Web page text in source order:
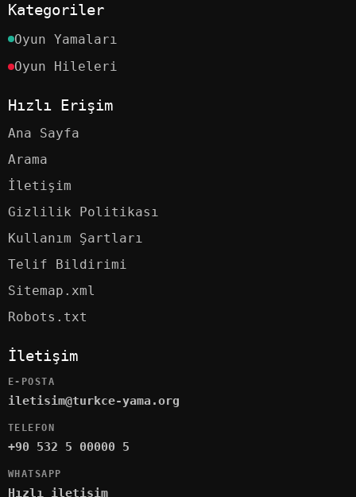
Kategoriler
Oyun Yamaları
Oyun Hileleri
Hızlı Erişim
Ana Sayfa
Arama
İletişim
Gizlilik Politikası
Kullanım Şartları
Telif Bildirimi
Sitemap.xml
Robots.txt
İletişim
E-POSTA
iletisim@turkce-yama.org
TELEFON
+90 532 5 00000 5
WHATSAPP
Hızlı iletişim